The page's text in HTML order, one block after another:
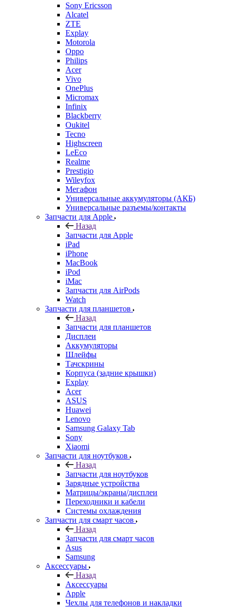
Sony Ericsson
Alcatel
ZTE
Explay
Motorola
Oppo
Philips
Acer
Vivo
OnePlus
Micromax
Infinix
Blackberry
Oukitel
Tecno
Highscreen
LeEco
Realme
Prestigio
Wileyfox
Мегафон
Универсальные аккумуляторы (АКБ)
Универсальные разъемы/контакты
Запчасти для Apple
Назад
Запчасти для Apple
iPad
iPhone
MacBook
iPod
iMac
Запчасти для AirPods
Watch
Запчасти для планшетов
Назад
Запчасти для планшетов
Дисплеи
Аккумуляторы
Шлейфы
Тачскрины
Корпуса (задние крышки)
Explay
Acer
ASUS
Huawei
Lenovo
Samsung Galaxy Tab
Sony
Xiaomi
Запчасти для ноутбуков
Назад
Запчасти для ноутбуков
Зарядные устройства
Матрицы/экраны/дисплеи
Переходники и кабели
Системы охлаждения
Запчасти для смарт часов
Назад
Запчасти для смарт часов
Asus
Samsung
Аксессуары
Назад
Аксессуары
Apple
Чехлы для телефонов и накладки